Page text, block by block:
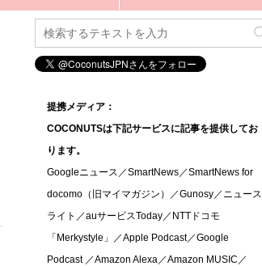
提携メディア：
COCONUTSは下記サービスに記事を提供してお
ります。
Googleニュース／SmartNews／SmartNews for
docomo（旧マイマガジン）／Gunosy／ニュース
ライト／auサービスToday／NTTドコモ
「Merkystyle」／Apple Podcast／Google
Podcast ／Amazon Alexa／Amazon MUSIC／